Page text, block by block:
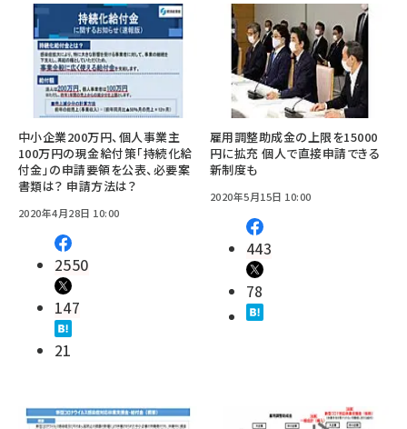
中小企業200万円、個人事業主
100万円の現金給付策「持続化給
付金」の申請要領を公表、必要案
書類は？ 申請方法は？
2020年4月28日 10:00
2550
147
21
雇用調整助成金の上限を15000
円に拡充 個人で直接申請できる
新制度も
2020年5月15日 10:00
443
78